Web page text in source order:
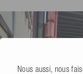
Nous aussi, nous